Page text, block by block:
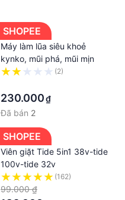
SHOPEE
Máy làm lũa siêu khoẻ
kynko, mũi phá, mũi mịn
(2)
230.000₫
Đã bán 2
SHOPEE
Viên giặt Tide 5in1 38v-tide
100v-tide 32v
(162)
99.000 ₫